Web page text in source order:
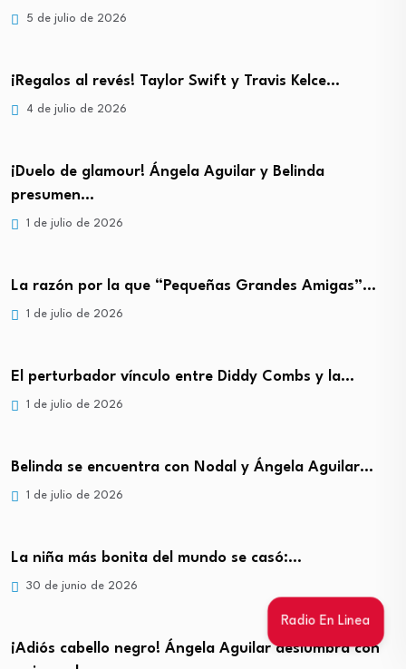
Radio En Linea
5 de julio de 2026
¡Regalos al revés! Taylor Swift y Travis Kelce…
4 de julio de 2026
¡Duelo de glamour! Ángela Aguilar y Belinda
presumen…
1 de julio de 2026
La razón por la que “Pequeñas Grandes Amigas”…
1 de julio de 2026
El perturbador vínculo entre Diddy Combs y la…
1 de julio de 2026
Belinda se encuentra con Nodal y Ángela Aguilar…
1 de julio de 2026
La niña más bonita del mundo se casó:…
30 de junio de 2026
¡Adiós cabello negro! Ángela Aguilar deslumbra con